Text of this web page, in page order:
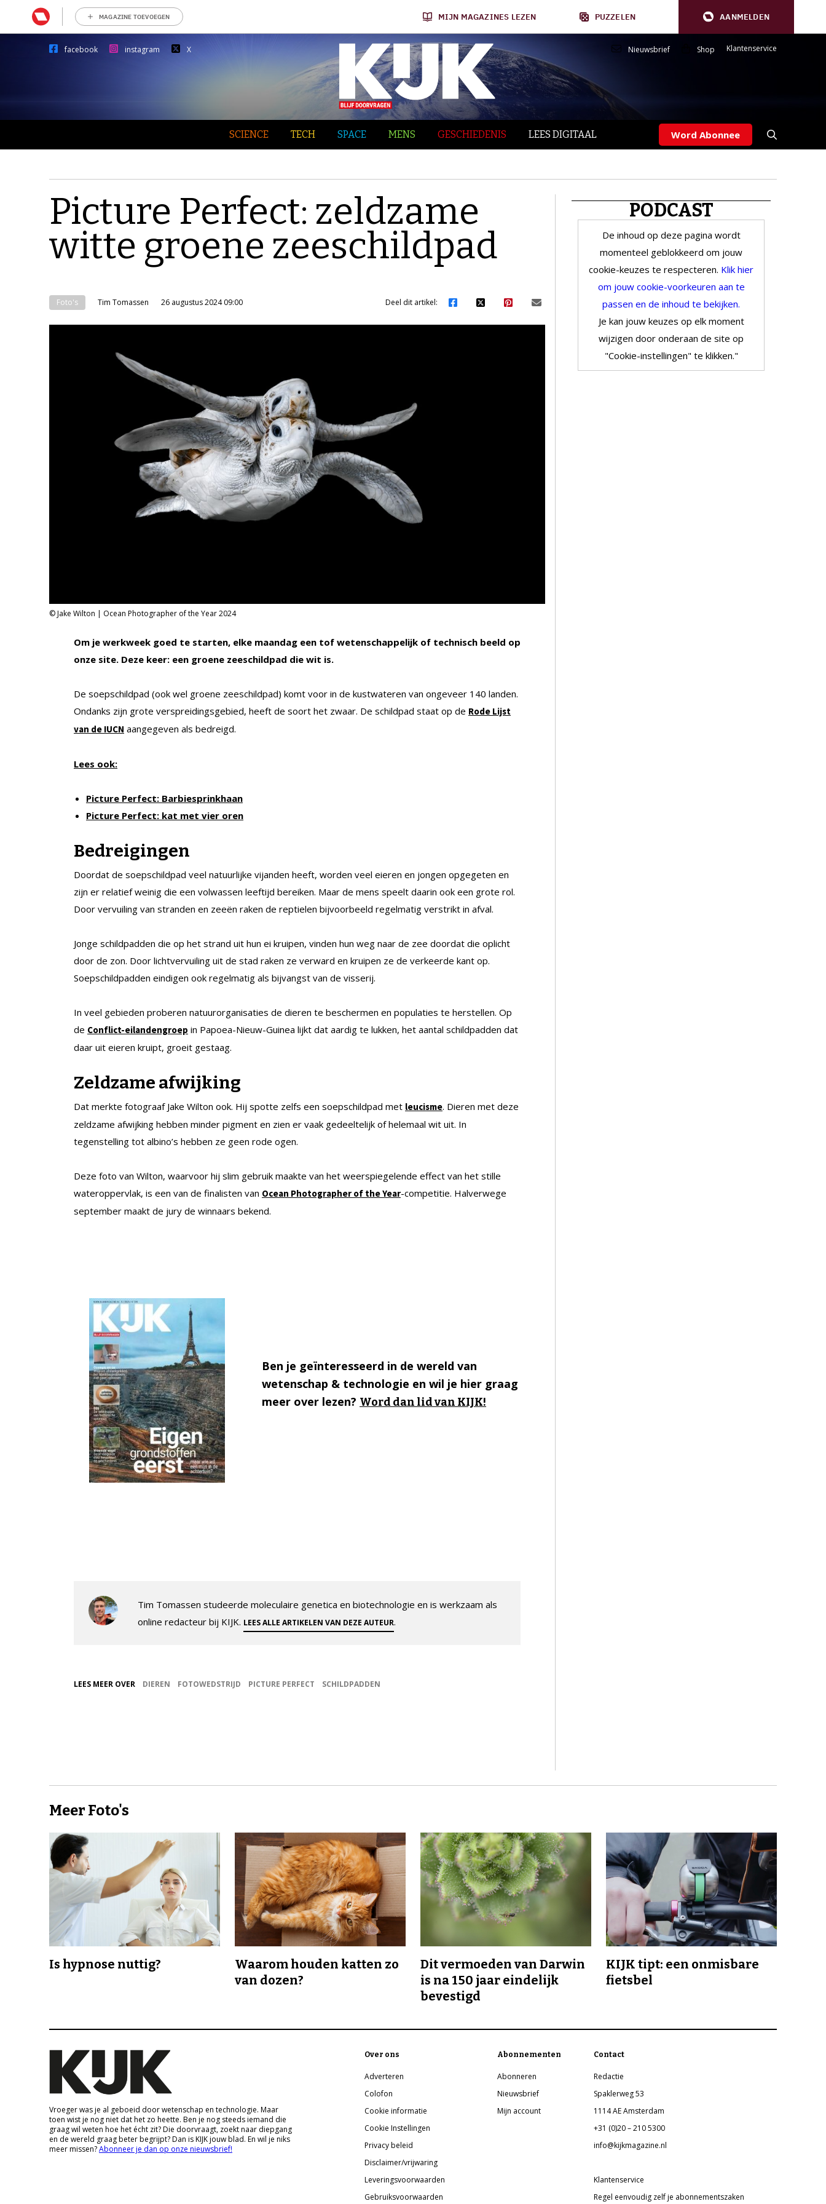
MAGAZINE TOEVOEGEN MIJN MAGAZINES LEZEN PUZZELEN AANMELDEN
facebook instagram X Nieuwsbrief Shop Klantenservice
SCIENCE TECH SPACE MENS GESCHIEDENIS LEES DIGITAAL Word Abonnee
Picture Perfect: zeldzame
witte groene zeeschildpad
Foto's Tim Tomassen 26 augustus 2024 09:00 Deel dit artikel:
© Jake Wilton | Ocean Photographer of the Year 2024
Om je werkweek goed te starten, elke maandag een tof wetenschappelijk of technisch beeld op
onze site. Deze keer: een groene zeeschildpad die wit is.
De soepschildpad (ook wel groene zeeschildpad) komt voor in de kustwateren van ongeveer 140 landen.
Ondanks zijn grote verspreidingsgebied, heeft de soort het zwaar. De schildpad staat op de Rode Lijst
van de IUCN aangegeven als bedreigd.
Lees ook:
Picture Perfect: Barbiesprinkhaan
Picture Perfect: kat met vier oren
Bedreigingen
Doordat de soepschildpad veel natuurlijke vijanden heeft, worden veel eieren en jongen opgegeten en
zijn er relatief weinig die een volwassen leeftijd bereiken. Maar de mens speelt daarin ook een grote rol.
Door vervuiling van stranden en zeeën raken de reptielen bijvoorbeeld regelmatig verstrikt in afval.
Jonge schildpadden die op het strand uit hun ei kruipen, vinden hun weg naar de zee doordat die oplicht
door de zon. Door lichtvervuiling uit de stad raken ze verward en kruipen ze de verkeerde kant op.
Soepschildpadden eindigen ook regelmatig als bijvangst van de visserij.
In veel gebieden proberen natuurorganisaties de dieren te beschermen en populaties te herstellen. Op
de Conflict-eilandengroep in Papoea-Nieuw-Guinea lijkt dat aardig te lukken, het aantal schildpadden dat
daar uit eieren kruipt, groeit gestaag.
Zeldzame afwijking
Dat merkte fotograaf Jake Wilton ook. Hij spotte zelfs een soepschildpad met leucisme. Dieren met deze
zeldzame afwijking hebben minder pigment en zien er vaak gedeeltelijk of helemaal wit uit. In
tegenstelling tot albino’s hebben ze geen rode ogen.
Deze foto van Wilton, waarvoor hij slim gebruik maakte van het weerspiegelende effect van het stille
wateroppervlak, is een van de finalisten van Ocean Photographer of the Year-competitie. Halverwege
september maakt de jury de winnaars bekend.
Ben je geïnteresseerd in de wereld van
wetenschap & technologie en wil je hier graag
meer over lezen? Word dan lid van KIJK!
Tim Tomassen studeerde moleculaire genetica en biotechnologie en is werkzaam als
online redacteur bij KIJK. LEES ALLE ARTIKELEN VAN DEZE AUTEUR.
LEES MEER OVER DIEREN FOTOWEDSTRIJD PICTURE PERFECT SCHILDPADDEN
PODCAST
De inhoud op deze pagina wordt
momenteel geblokkeerd om jouw
cookie-keuzes te respecteren. Klik hier
om jouw cookie-voorkeuren aan te
passen en de inhoud te bekijken.
Je kan jouw keuzes op elk moment
wijzigen door onderaan de site op
"Cookie-instellingen" te klikken."
Meer Foto's
Is hypnose nuttig?
Waarom houden katten zo
van dozen?
Dit vermoeden van Darwin
is na 150 jaar eindelijk
bevestigd
KIJK tipt: een onmisbare
fietsbel
Vroeger was je al geboeid door wetenschap en technologie. Maar
toen wist je nog niet dat het zo heette. Ben je nog steeds iemand die
graag wil weten hoe het écht zit? Die doorvraagt, zoekt naar diepgang
en de wereld graag beter begrijpt? Dan is KIJK jouw blad. En wil je niks
meer missen?Abonneer je dan op onze nieuwsbrief!
Over ons
Adverteren
Colofon
Cookie informatie
Cookie Instellingen
Privacy beleid
Disclaimer/vrijwaring
Leveringsvoorwaarden
Gebruiksvoorwaarden
Abonnementen
Abonneren
Nieuwsbrief
Mijn account
Contact
Redactie
Spaklerweg 53
1114 AE Amsterdam
+31 (0)20 – 210 5300
info@kijkmagazine.nl
Klantenservice
Regel eenvoudig zelf je abonnementszaken